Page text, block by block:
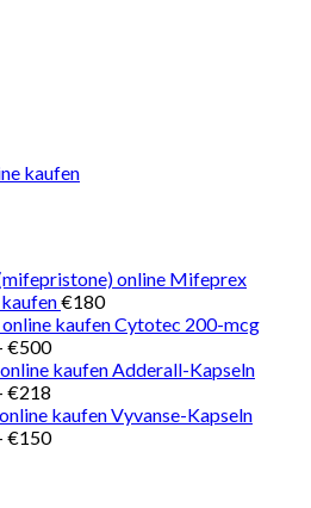
kaufen
Mifeprex
€180
Cytotec 200-mcg
€500Preisspanne:
€150
€500
Adderall-Kapseln
€218
€170
bis
Vyvanse-Kapseln
€150Preisspanne: